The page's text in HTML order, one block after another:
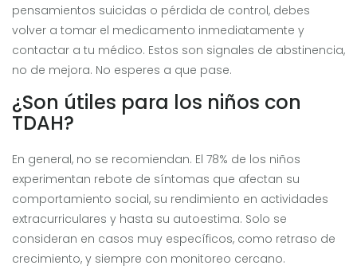
pensamientos suicidas o pérdida de control, debes
volver a tomar el medicamento inmediatamente y
contactar a tu médico. Estos son signales de abstinencia,
no de mejora. No esperes a que pase.
¿Son útiles para los niños con
TDAH?
En general, no se recomiendan. El 78% de los niños
experimentan rebote de síntomas que afectan su
comportamiento social, su rendimiento en actividades
extracurriculares y hasta su autoestima. Solo se
consideran en casos muy específicos, como retraso de
crecimiento, y siempre con monitoreo cercano.